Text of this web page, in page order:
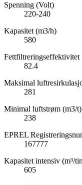
Spenning (Volt)
220-240
Kapasitet (m3/h)
580
Fettfiltreringseffektivitet
82.4
Maksimal
281
Minimal luftstrøm (m3/t)
238
EPREL
167777
Kapasitet intensiv (m³/
605